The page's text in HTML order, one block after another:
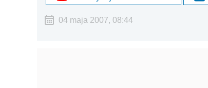
04 maja 2007, 08:44